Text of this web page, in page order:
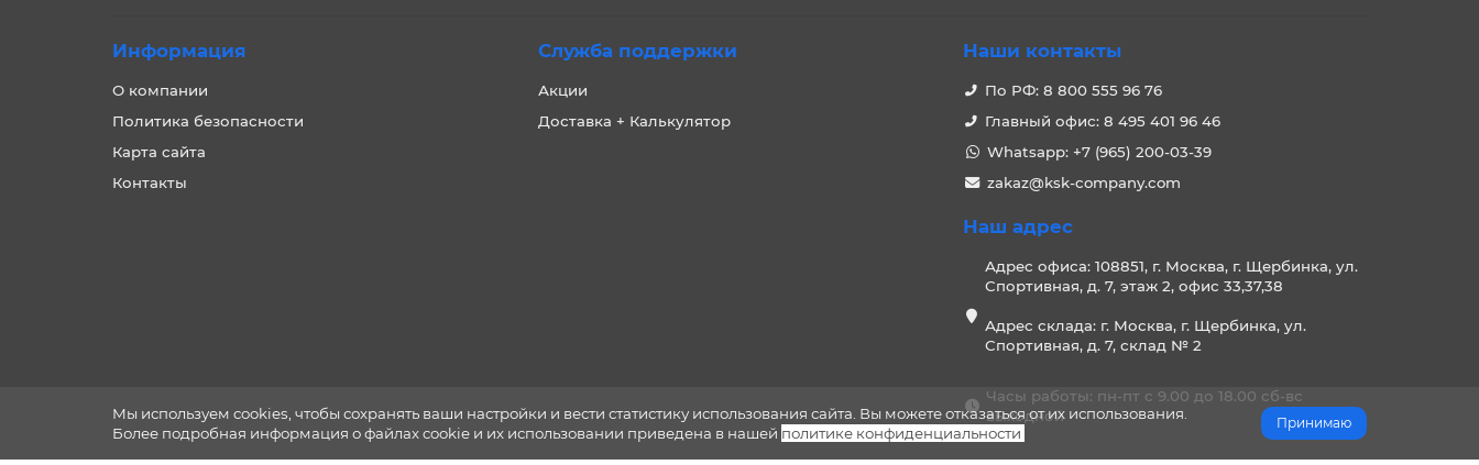
Мы используем cookies, чтобы сохранять ваши настройки и вести статистику использования сайта. Вы можете отказаться от их использования.
Более подробная информация о файлах cookie и их использовании приведена в нашей политике конфиденциальности
Принимаю
Информация
О компании
Политика безопасности
Карта сайта
Контакты
Служба поддержки
Акции
Доставка + Калькулятор
Наши контакты
По РФ: 8 800 555 96 76
Главный офис: 8 495 401 96 46
Whatsapp: +7 (965) 200-03-39
zakaz@ksk-company.com
Наш адрес
Адрес офиса: 108851, г. Москва, г. Щербинка, ул.
Спортивная, д. 7, этаж 2, офис 33,37,38
Адрес склада: г. Москва, г. Щербинка, ул.
Спортивная, д. 7, склад № 2
Часы работы: пн-пт с 9.00 до 18.00 сб-вс
выходной